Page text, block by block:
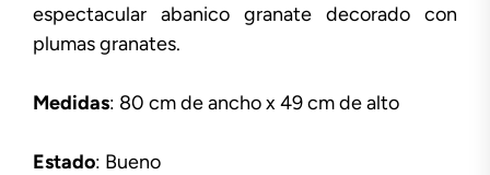
espectacular abanico granate decorado con
plumas granates.
Medidas: 80 cm de ancho x 49 cm de alto
Estado: Bueno